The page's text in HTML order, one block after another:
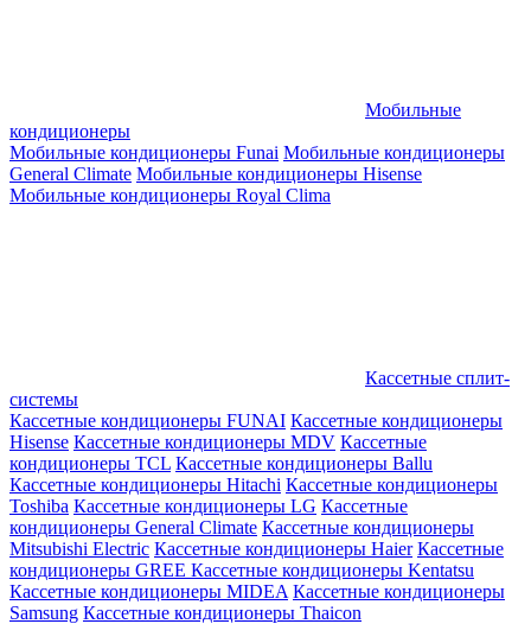
Мобильные
кондиционеры
Мобильные кондиционеры Funai Мобильные кондиционеры
General Climate Мобильные кондиционеры Hisense
Мобильные кондиционеры Royal Clima
Кассетные сплит-
системы
Кассетные кондиционеры FUNAI Кассетные кондиционеры
Hisense Кассетные кондиционеры MDV Кассетные
кондиционеры TCL Кассетные кондиционеры Ballu
Кассетные кондиционеры Hitachi Кассетные кондиционеры
Toshiba Кассетные кондиционеры LG Кассетные
кондиционеры General Climate Кассетные кондиционеры
Mitsubishi Electric Кассетные кондиционеры Haier Кассетные
кондиционеры GREE Кассетные кондиционеры Kentatsu
Кассетные кондиционеры MIDEA Кассетные кондиционеры
Samsung Кассетные кондиционеры Thaicon